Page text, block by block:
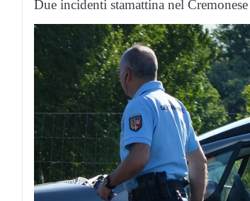
Due incidenti stamattina nel